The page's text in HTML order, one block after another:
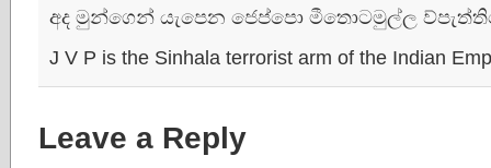
අද මුන්ගෙන් යැපෙන ජෙප්පො මීතොටමුල්ල
J V P is the Sinhala terrorist arm of the Indian
Leave a Reply